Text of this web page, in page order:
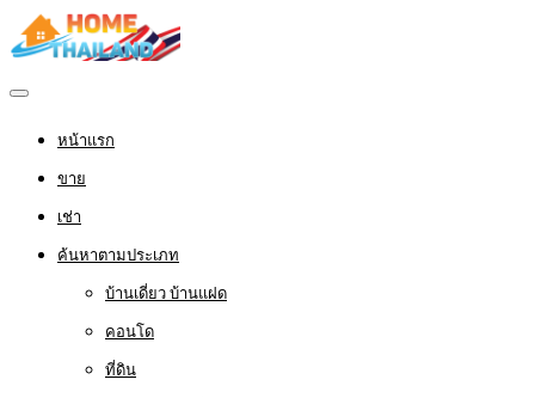
หน้าแรก
ขาย
เช่า
ค้นหาตามประเภท
บ้านเดี่ยว บ้านแฝด
คอนโด
ที่ดิน